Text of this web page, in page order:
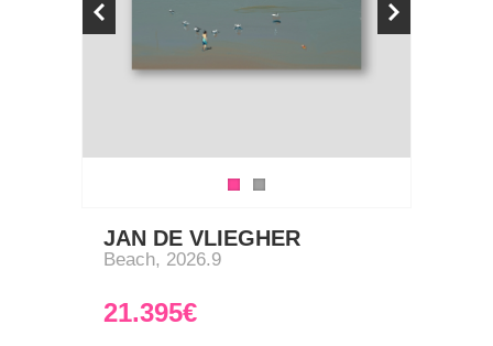
JAN DE VLIEGHER
Beach, 2026.9
21.395€